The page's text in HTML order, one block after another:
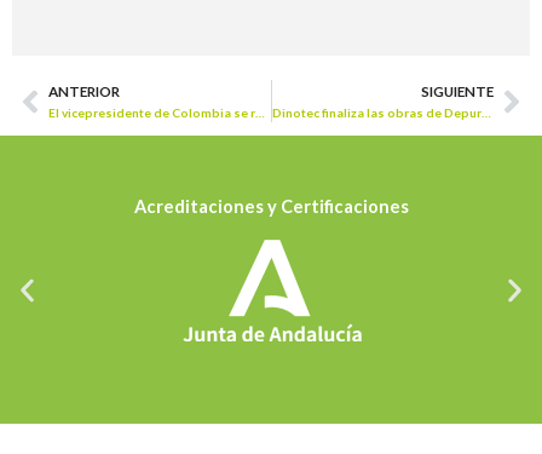
Prev
ANTERIOR
El vicepresidente de Colombia se reunirá con empresarios en la CEOE
SIGUIENTE
Dinotec finaliza las obras de Depuradora del vertedero de Valladolid
Acreditaciones y Certificaciones